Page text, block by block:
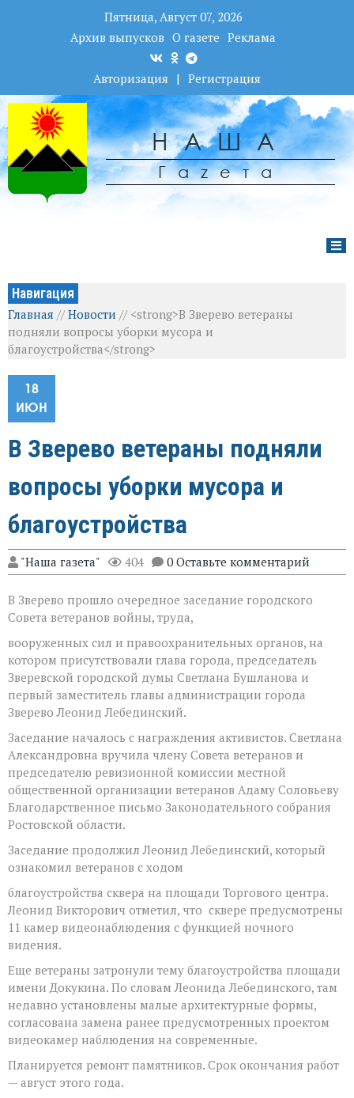
Пятница, Август 07, 2026
Архив выпусков О газете Реклама
Авторизация | Регистрация
НАША
Гаzета
Навигация
Главная //Новости // <strong>В Зверево ветераны
подняли вопросы уборки мусора и
благоустройства</strong>
18
ИЮН
В Зверево ветераны подняли
вопросы уборки мусора и
благоустройства
"Наша газета" 404 0 Оставьте комментарий
В Зверево прошло очередное заседание городского
Совета ветеранов войны, труда,
вооруженных сил и правоохранительных органов, на
котором присутствовали глава города, председатель
Зверевской городской думы Светлана Бушланова и
первый заместитель главы администрации города
Зверево Леонид Лебединский.
Заседание началось с награждения активистов. Светлана
Александровна вручила члену Совета ветеранов и
председателю ревизионной комиссии местной
общественной организации ветеранов Адаму Соловьеву
Благодарственное письмо Законодательного собрания
Ростовской области.
Заседание продолжил Леонид Лебединский, который
ознакомил ветеранов с ходом
благоустройства сквера на площади Торгового центра.
Леонид Викторович отметил, что сквере предусмотрены
11 камер видеонаблюдения с функцией ночного
видения.
Еще ветераны затронули тему благоустройства площади
имени Докукина. По словам Леонида Лебединского, там
недавно установлены малые архитектурные формы,
согласована замена ранее предусмотренных проектом
видеокамер наблюдения на современные.
Планируется ремонт памятников. Срок окончания работ
— август этого года.